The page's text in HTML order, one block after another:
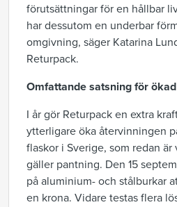
förutsättningar för en hållbar
har dessutom en underbar
omgivning, säger Katarina
Returpack.
Omfattande satsning för
I år gör Returpack en extra
ytterligare öka återvinningen
flaskor i Sverige, som redan
gäller pantning. Den 15
på aluminium- och stålburkar
en krona. Vidare testas flera